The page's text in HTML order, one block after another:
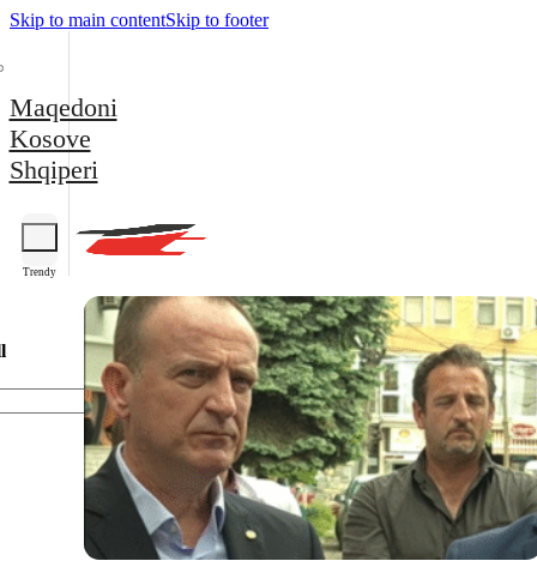
Skip to main contentSkip to footer
Maqedoni
Kosove
Shqiperi
Trendy